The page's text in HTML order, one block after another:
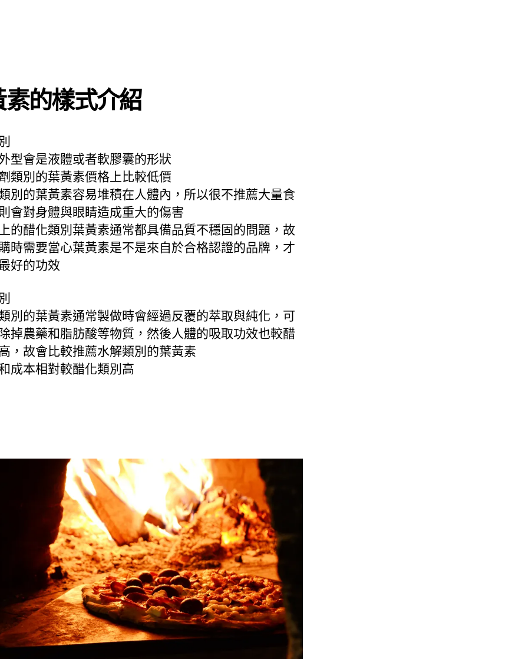
的樣式介紹
型會是液體或者軟膠囊的形狀
類別的葉黃素價格上比較低價
別的葉黃素容易堆積在人體內，所以很不推薦大量食
會對身體與眼睛造成重大的傷害
的醋化類別葉黃素通常都具備品質不穩固的問題，故
時需要當心葉黃素是不是來自於合格認證的品牌，才
好的功效
別的葉黃素通常製做時會經過反覆的萃取與純化，可
掉農藥和脂肪酸等物質，然後人體的吸取功效也較醋
，故會比較推薦水解類別的葉黃素
成本相對較醋化類別高